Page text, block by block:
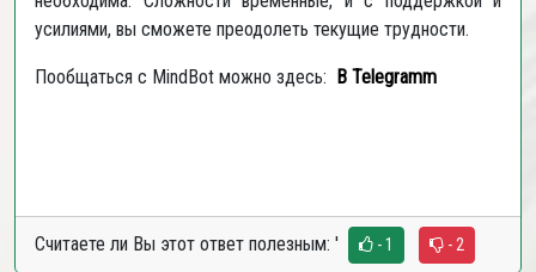
усилиями, вы сможете преодолеть текущие трудности.
Пообщаться с MindBot можно здесь: В Telegramm
Считаете ли Вы этот ответ полезным: ' - 1 - 2